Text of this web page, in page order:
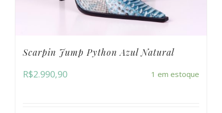
Scarpin Jump Python Azul Natural
R$2.990,90 1 em estoque